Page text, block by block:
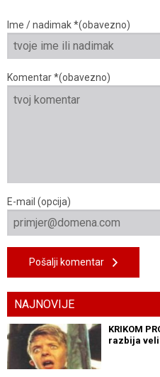
Ime / nadimak *(obavezno)
Komentar *(obavezno)
E-mail (opcija)
Pošalji komentar
NAJNOVIJE
KRIKOM
razbija